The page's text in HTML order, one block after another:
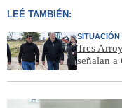
LEÉ TAMBIÉN:
SITUACIÓN
Tres
señalan a